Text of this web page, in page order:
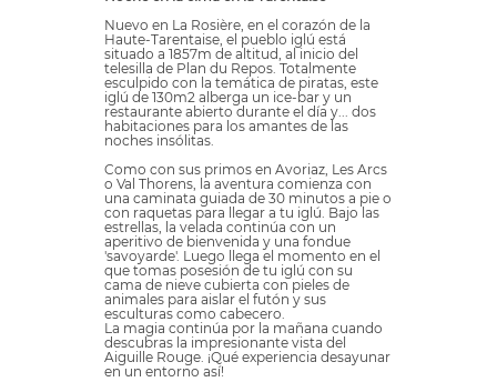
Nuevo en La Rosière, en el corazón de la
Haute-Tarentaise, el pueblo iglú está
situado a 1857m de altitud, al inicio del
telesilla de Plan du Repos. Totalmente
esculpido con la temática de piratas, este
iglú de 130m2 alberga un ice-bar y un
restaurante abierto durante el día y... dos
habitaciones para los amantes de las
noches insólitas.
Como con sus primos en Avoriaz, Les Arcs
o Val Thorens, la aventura comienza con
una caminata guiada de 30 minutos a pie o
con raquetas para llegar a tu iglú. Bajo las
estrellas, la velada continúa con un
aperitivo de bienvenida y una fondue
'savoyarde'. Luego llega el momento en el
que tomas posesión de tu iglú con su
cama de nieve cubierta con pieles de
animales para aislar el futón y sus
esculturas como cabecero.
La magia continúa por la mañana cuando
descubras la impresionante vista del
Aiguille Rouge. ¡Qué experiencia desayunar
en un entorno así!